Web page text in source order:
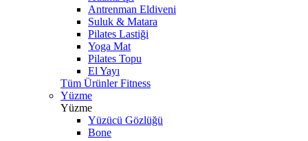
Antrenman Eldiveni
Suluk & Matara
Pilates Lastiği
Yoga Mat
Pilates Topu
El Yayı
Tüm Ürünler Fitness
Yüzme
Yüzme
Yüzücü Gözlüğü
Bone